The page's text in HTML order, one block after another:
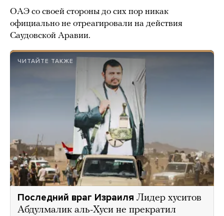
ОАЭ со своей стороны до сих пор никак
официально не отреагировали на действия
Саудовской Аравии.
ЧИТАЙТЕ ТАКЖЕ
Последний враг Израиля Лидер хуситов
Абдулмалик аль-Хуси не прекратил